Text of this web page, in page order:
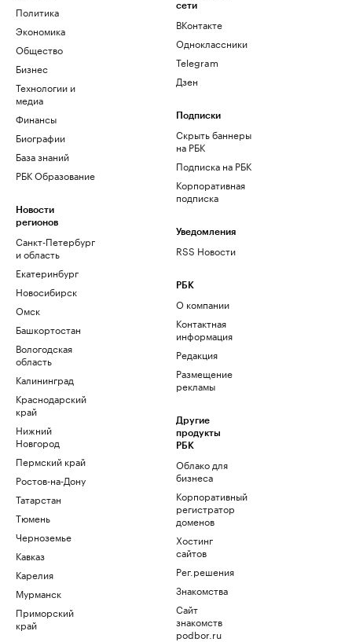
Политика
Экономика
Общество
Бизнес
Технологии и
медиа
Финансы
Биографии
База знаний
РБК Образование
Новости
регионов
Санкт-Петербург
и область
Екатеринбург
Новосибирск
Омск
Башкортостан
Вологодская
область
Калининград
Краснодарский
край
Нижний
Новгород
Пермский край
Ростов-на-Дону
Татарстан
Тюмень
Черноземье
Кавказ
Карелия
Мурманск
Приморский
край
сети
ВКонтакте
Одноклассники
Telegram
Дзен
Подписки
Скрыть баннеры
на РБК
Подписка на РБК
Корпоративная
подписка
Уведомления
RSS Новости
РБК
О компании
Контактная
информация
Редакция
Размещение
рекламы
Другие
продукты
РБК
Облако для
бизнеса
Корпоративный
регистратор
доменов
Хостинг
сайтов
Рег.решения
Знакомства
Сайт
знакомств
podbor.ru